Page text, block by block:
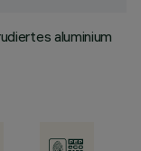
aluminium